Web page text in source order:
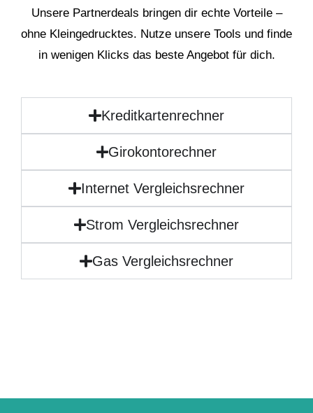
Unsere Partnerdeals bringen dir echte Vorteile –
ohne Kleingedrucktes. Nutze unsere Tools und finde
in wenigen Klicks das beste Angebot für dich.
Kreditkartenrechner
Girokontorechner
Internet Vergleichsrechner
Strom Vergleichsrechner
Gas Vergleichsrechner